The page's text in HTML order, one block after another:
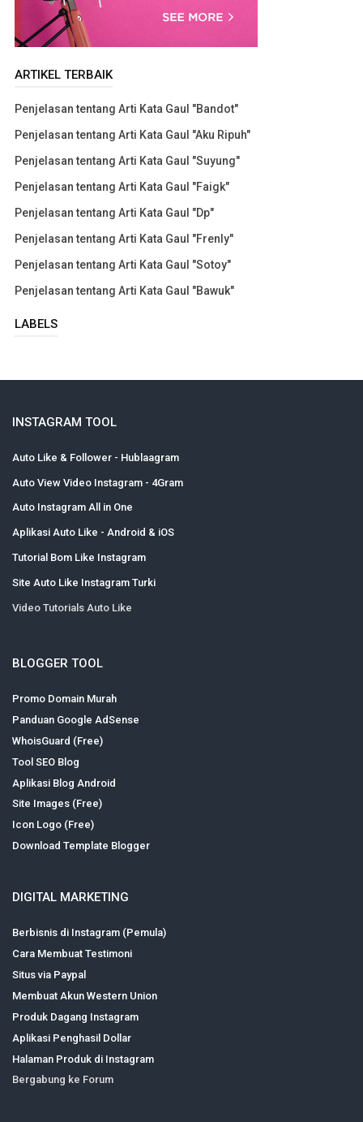
ARTIKEL TERBAIK
Penjelasan tentang Arti Kata Gaul "Bandot"
Penjelasan tentang Arti Kata Gaul "Aku Ripuh"
Penjelasan tentang Arti Kata Gaul "Suyung"
Penjelasan tentang Arti Kata Gaul "Faigk"
Penjelasan tentang Arti Kata Gaul "Dp"
Penjelasan tentang Arti Kata Gaul "Frenly"
Penjelasan tentang Arti Kata Gaul "Sotoy"
Penjelasan tentang Arti Kata Gaul "Bawuk"
LABELS
INSTAGRAM TOOL
Auto Like & Follower - Hublaagram
Auto View Video Instagram - 4Gram
Auto Instagram All in One
Aplikasi Auto Like - Android & iOS
Tutorial Bom Like Instagram
Site Auto Like Instagram Turki
Video Tutorials Auto Like
BLOGGER TOOL
Promo Domain Murah
Panduan Google AdSense
WhoisGuard (Free)
Tool SEO Blog
Aplikasi Blog Android
Site Images (Free)
Icon Logo (Free)
Download Template Blogger
DIGITAL MARKETING
Berbisnis di Instagram (Pemula)
Cara Membuat Testimoni
Situs via Paypal
Membuat Akun Western Union
Produk Dagang Instagram
Aplikasi Penghasil Dollar
Halaman Produk di Instagram
Bergabung ke Forum